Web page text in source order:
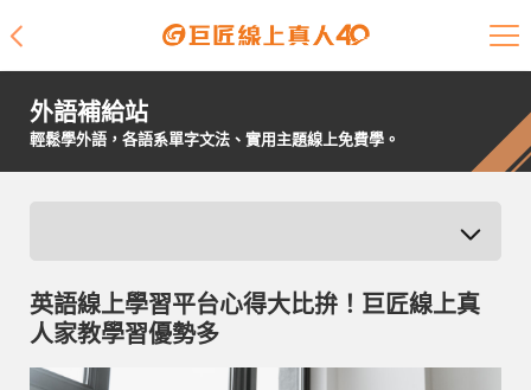
課程介紹
開課查詢
學員故事
免費資源
外語補給站
輕鬆學外語，各語系單字文法、實用主題線上免費學。
英語線上學習平台心得大比拚！巨匠線上真
人家教學習優勢多